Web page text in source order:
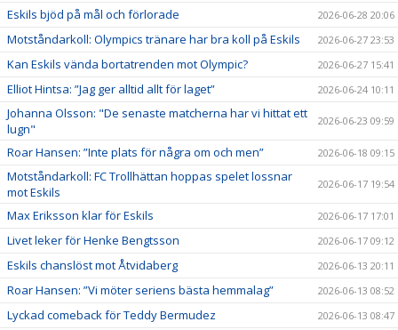
Eskils bjöd på mål och förlorade 2026-06-28 20:06
Motståndarkoll: Olympics tränare har bra koll på Eskils 2026-06-27 23:53
Kan Eskils vända bortatrenden mot Olympic? 2026-06-27 15:41
Elliot Hintsa: ”Jag ger alltid allt för laget” 2026-06-24 10:11
Johanna Olsson: "De senaste matcherna har vi hittat ett
lugn"
2026-06-23 09:59
Roar Hansen: ”Inte plats för några om och men” 2026-06-18 09:15
Motståndarkoll: FC Trollhättan hoppas spelet lossnar
mot Eskils
2026-06-17 19:54
Max Eriksson klar för Eskils 2026-06-17 17:01
Livet leker för Henke Bengtsson 2026-06-17 09:12
Eskils chanslöst mot Åtvidaberg 2026-06-13 20:11
Roar Hansen: ”Vi möter seriens bästa hemmalag” 2026-06-13 08:52
Lyckad comeback för Teddy Bermudez 2026-06-13 08:47